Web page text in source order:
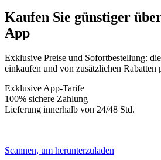
Kaufen Sie günstiger
App
Exklusive Preise und Sofortbestellung:
einkaufen und von zusätzlichen Rabatten
Exklusive App-Tarife
100% sichere Zahlung
Lieferung innerhalb von 24/48 Std.
Scannen, um herunterzuladen